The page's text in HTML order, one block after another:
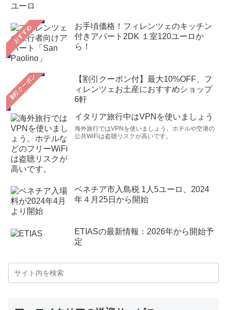
おすすめ
お手頃価格！フィレンツェのキッチン
付きアパート2DK １室120ユーロか
ら！
【割引クーポン付】最大10%OFF、フ
ィレンツェお土産におすすめショップ
6軒
イタリア旅行中はVPNを使いましょう
海外旅行ではVPNを使いましょう。ホテルや空港の
公共WiFiは盗聴リスクが高いです。
ベネチア市入島税 1人5ユーロ、2024
年４月25日から開始
ETIASの最新情報：2026年から開始予
定